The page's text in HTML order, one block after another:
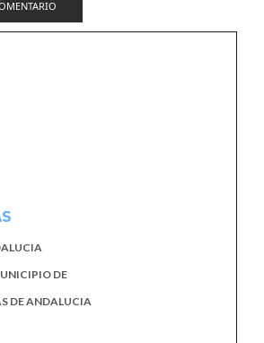
DE
DE ANDALUCIA